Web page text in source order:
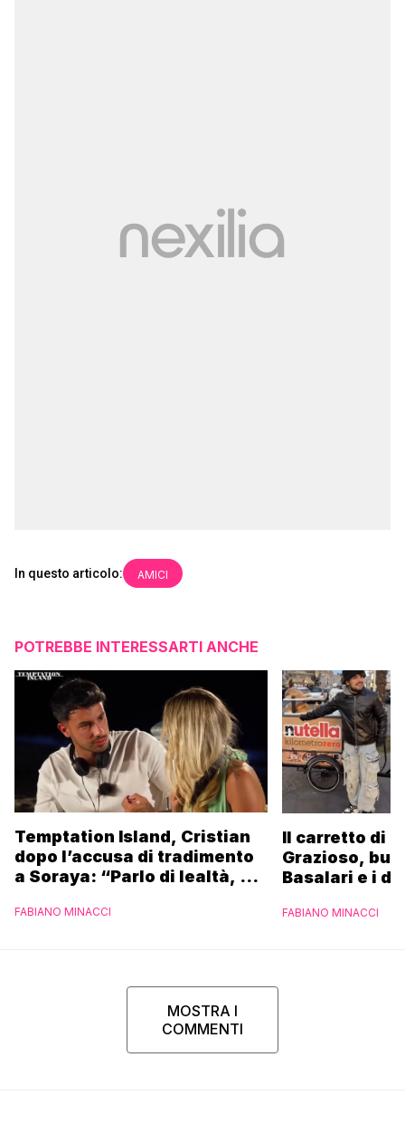
In questo articolo: AMICI
POTREBBE INTERESSARTI ANCHE
Temptation Island, Cristian
dopo l’accusa di tradimento
a Soraya: “Parlo di lealtà, ma
FABIANO MINACCI
Il carretto di
Grazioso,
Basalari e i
Ferrero”
FABIANO MINACCI
MOSTRA I
COMMENTI